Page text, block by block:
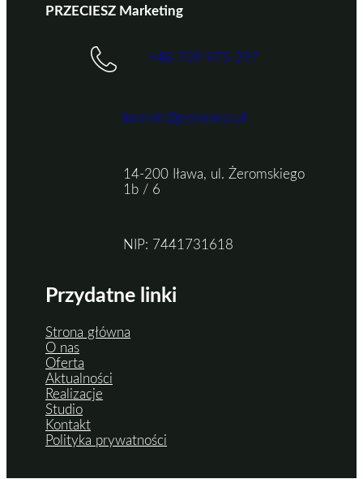
PRZECIESZ Marketing
+48 739 975 297
kontakt@przeciesz.pl
14-200 Iława, ul. Żeromskiego
1b / 6
NIP: 7441731618
Przydatne linki
Strona główna
O nas
Oferta
Aktualności
Realizacje
Studio
Kontakt
Polityka prywatności